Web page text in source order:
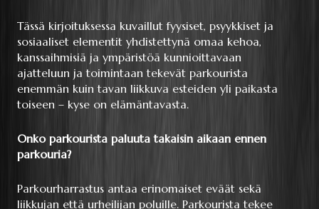
Tässä kirjoituksessa kuvaillut fyysiset, psyykkiset ja
sosiaaliset elementit yhdistettynä omaa kehoa,
kanssaihmisiä ja ympäristöä kunnioittavaan
ajatteluun ja toimintaan tekevät parkourista
enemmän kuin tavan liikkuva esteiden yli paikasta
toiseen – kyse on elämäntavasta.
Onko parkourista paluuta takaisin aikaan ennen
parkouria?
Parkourharrastus antaa erinomaiset eväät sekä
liikkujan että urheilijan poluille. Parkourista tekee